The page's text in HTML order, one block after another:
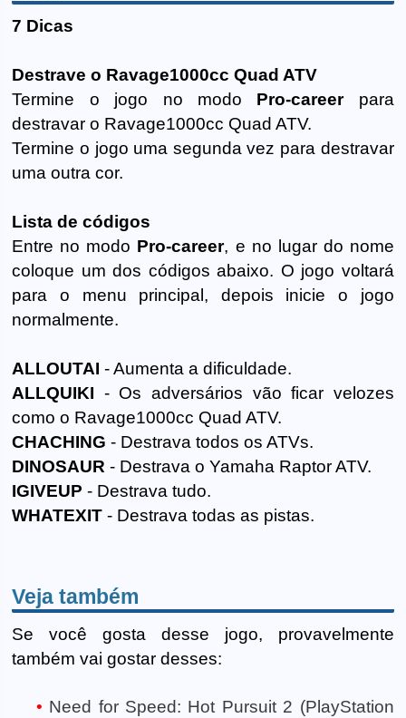
7 Dicas
Destrave o Ravage1000cc Quad ATV
Termine o jogo no modo Pro-careerpara
destravar o Ravage1000cc Quad ATV.
Termine o jogo uma segunda vez para destravar
uma outra cor.
Lista de códigos
Entre no modo Pro-career, e no lugar do nome
coloque um dos códigos abaixo. O jogo voltará
para o menu principal, depois inicie o jogo
normalmente.
ALLOUTAI - Aumenta a dificuldade.
ALLQUIKI - Os adversários vão ficar velozes
como o Ravage1000cc Quad ATV.
CHACHING - Destrava todos os ATVs.
DINOSAUR - Destrava o Yamaha Raptor ATV.
IGIVEUP - Destrava tudo.
WHATEXIT - Destrava todas as pistas.
Veja também
Se você gosta desse jogo, provavelmente
também vai gostar desses:
Need for Speed: Hot Pursuit 2 (PlayStation